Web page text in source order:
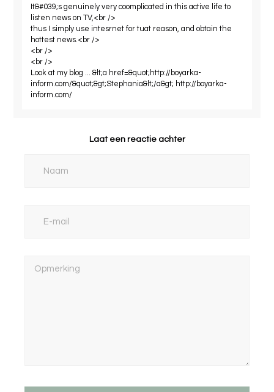
It&#039;s genuinely very coomplicated in this active life to
listen news on TV,<br />
thus I simply use intesrnet for tuat reason, and obtain the
hottest news.<br />
<br />
<br />
Look at my blog ... &lt;a href=&quot;http://boyarka-
inform.com/&quot;&gt;Stephania&lt;/a&gt; http://boyarka-
inform.com/
Laat een reactie achter